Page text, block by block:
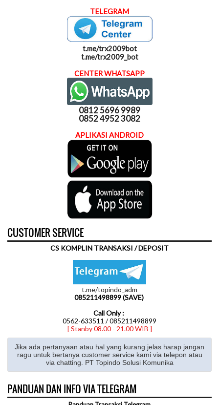
TELEGRAM
t.me/trx2009bot
t.me/trx2009_bot
CENTER WHATSAPP
0812 5696 9989
0852 4952 3082
APLIKASI ANDROID
CUSTOMER SERVICE
CS KOMPLIN TRANSAKSI / DEPOSIT
t.me/topindo_adm
085211498899 (SAVE)
Call Only :
0562-633511 / 085211498899
[ Stanby 08.00 - 21.00 WIB ]
Jika ada pertanyaan atau hal yang kurang jelas harap jangan
ragu untuk bertanya customer service kami via telepon atau
via chatting. PT Topindo Solusi Komunika
PANDUAN DAN INFO VIA TELEGRAM